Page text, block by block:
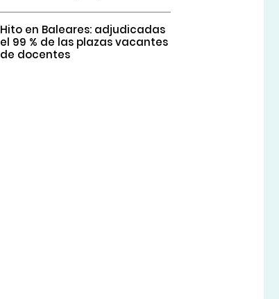
Hito en Baleares: adjudicadas
el 99 % de las plazas vacantes
de docentes